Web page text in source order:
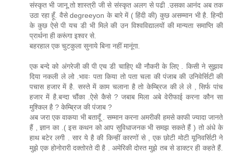
संस्कृत भी जानू.तो शास्त्री जी से संस्कृत अलग से पढी .उसका आनंद अब तक
उठा रहा हूँ. वैसे degreeyon के बारे में ( हिंदी की) कुछ असम्मान भी है. हिन्दी
के कुछ ऐसे पी यच डी भी मिले की उन विश्वविद्यालयों की मान्यता समाप्ति की
प्रार्थना ही करूंगा इश्वर से.
बहरहाल एक चुटकुला सुनाये बिना नहीं मानूंगा.
एक बन्दे को अंगरेजी की पी एच डी चाहिए थी नौकरी के लिए . किसी ने सुझाव
दिया नकली ले लो .भावः पता किया तो पता चला की पंजाब की उनिवेर्सिटी की
पचास हजार में है. सस्ते में काम चलाना है तो केम्ब्रिज की ले ले , सिर्फ पांच
हजार में है.बन्दा चौंका .ऐसे कैसे ? जबाब मिला अबे वेरीफाई करना कौन सा
मुश्किल है ? केम्ब्रिज की पंजाब ?
अब जरा एक वाकया भी बतादूँ . सम्मान करना अमरीकी हमसे काफी ज्यादा जानते
हैं , ज्ञान का .( इस कथन को आप सुविधाजनक भी समझ सकते हैं ) तो अंधे के
हाथ बटेर लगी . सार ये है की किन्हीं कारणों से , एक छोटी मोटी यूनिवर्सिटी ने
मुझे एक होनोरारी दक्तोरते दी है . अमेरिकी दोस्त मुझे तब से डाक्टर ही कहते हैं.